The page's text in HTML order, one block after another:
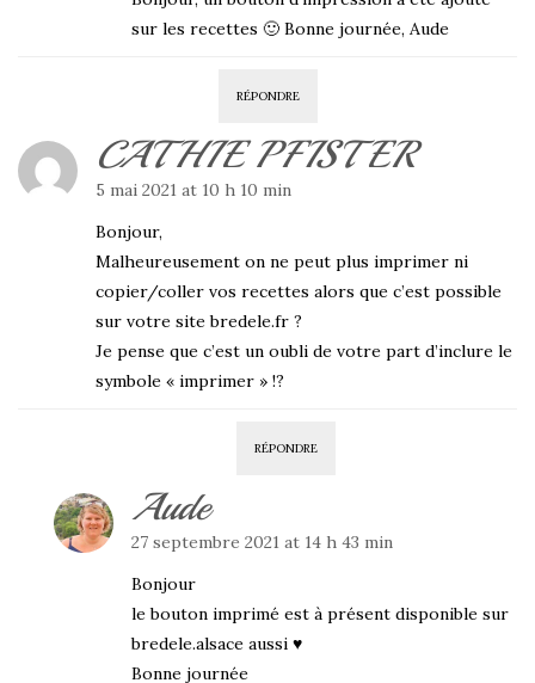
sur les recettes 🙂 Bonne journée, Aude
RÉPONDRE
CATHIE PFISTER
5 mai 2021 at 10 h 10 min
Bonjour,
Malheureusement on ne peut plus imprimer ni
copier/coller vos recettes alors que c’est possible
sur votre site bredele.fr ?
Je pense que c’est un oubli de votre part d’inclure le
symbole « imprimer » !?
RÉPONDRE
Aude
27 septembre 2021 at 14 h 43 min
Bonjour
le bouton imprimé est à présent disponible sur
bredele.alsace aussi ♥
Bonne journée